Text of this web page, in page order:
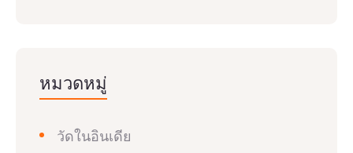
หมวดหมู่
วัดในอินเดีย